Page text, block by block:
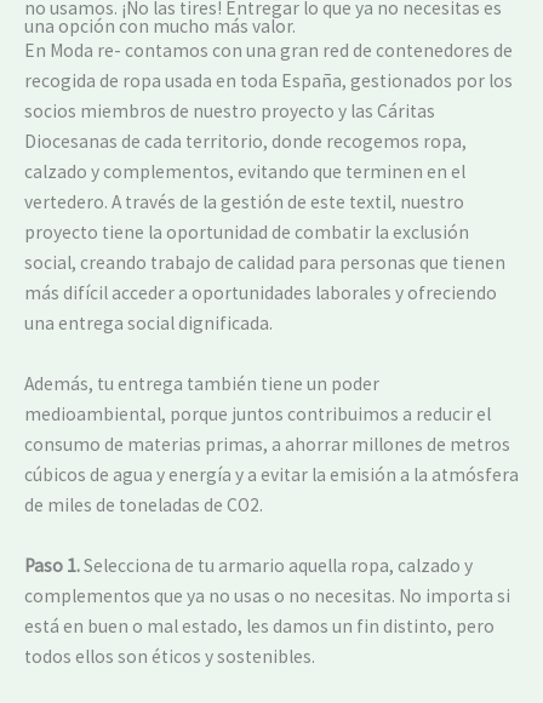
no usamos. ¡No las tires! Entregar lo que ya no necesitas es
una opción con mucho más valor.
En Moda re- contamos con una gran red de contenedores de
recogida de ropa usada en toda España, gestionados por los
socios miembros de nuestro proyecto y las Cáritas
Diocesanas de cada territorio, donde recogemos ropa,
calzado y complementos, evitando que terminen en el
vertedero. A través de la gestión de este textil, nuestro
proyecto tiene la oportunidad de combatir la exclusión
social, creando trabajo de calidad para personas que tienen
más difícil acceder a oportunidades laborales y ofreciendo
una entrega social dignificada.
Además, tu entrega también tiene un poder
medioambiental, porque juntos contribuimos a reducir el
consumo de materias primas, a ahorrar millones de metros
cúbicos de agua y energía y a evitar la emisión a la atmósfera
de miles de toneladas de CO2.
Paso 1.Selecciona de tu armario aquella ropa, calzado y
complementos que ya no usas o no necesitas. No importa si
está en buen o mal estado, les damos un fin distinto, pero
todos ellos son éticos y sostenibles.